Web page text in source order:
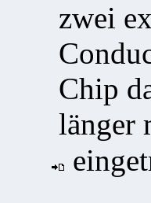
zwei
Chip
länger